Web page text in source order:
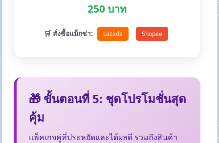
250 บาท
🛒 สั่งซื้อแม็กซ่า: Lazada Shopee
🎁 ขั้นตอนที่ 5: ชุดโปรโมชั่นสุด
คุ้ม
แพ็คเกจคู่ที่ประหยัดและได้ผลดี รวมถึงสินค้า